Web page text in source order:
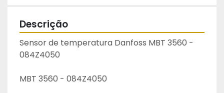
Descrição
Sensor de temperatura Danfoss MBT 3560 -
084Z4050
MBT 3560 - 084Z4050